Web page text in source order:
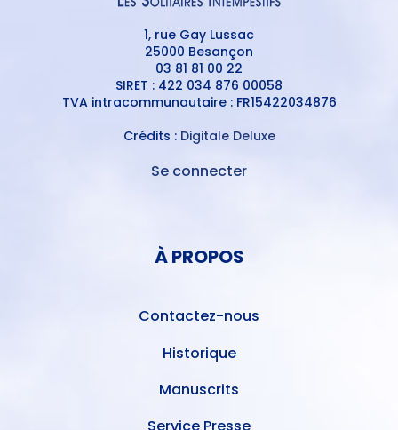
1, rue Gay Lussac
25000 Besançon
03 81 81 00 22
SIRET : 422 034 876 00058
TVA intracommunautaire : FR15422034876
Crédits : Digitale Deluxe
Se connecter
À PROPOS
Contactez-nous
Historique
Manuscrits